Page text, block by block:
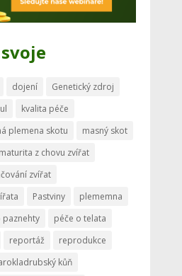
dojení
Genetický zdroj
kvalita péče
plemena skotu
masný skot
maturita z chovu zvířat
zvířat
Pastviny
plememna
paznehty
péče o telata
reportáž
reprodukce
kůň